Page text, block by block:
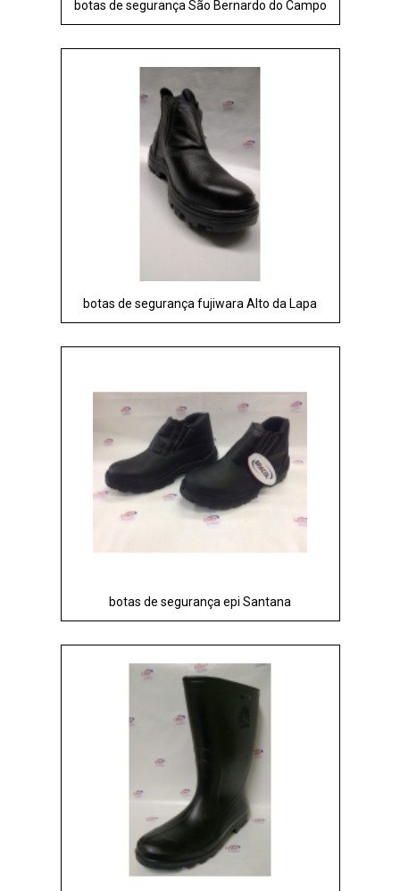
botas de segurança São Bernardo do Campo
botas de segurança fujiwara Alto da Lapa
botas de segurança epi Santana